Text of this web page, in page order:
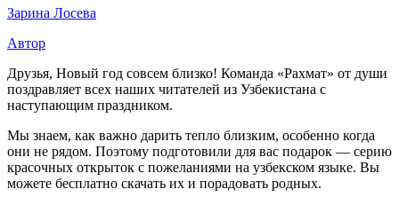
Зарина Лосева
Автор
Друзья, Новый год совсем близко! Команда «Рахмат» от души
поздравляет всех наших читателей из Узбекистана с
наступающим праздником.
Мы знаем, как важно дарить тепло близким, особенно когда
они не рядом. Поэтому подготовили для вас подарок — серию
красочных открыток с пожеланиями на узбекском языке. Вы
можете бесплатно скачать их и порадовать родных.